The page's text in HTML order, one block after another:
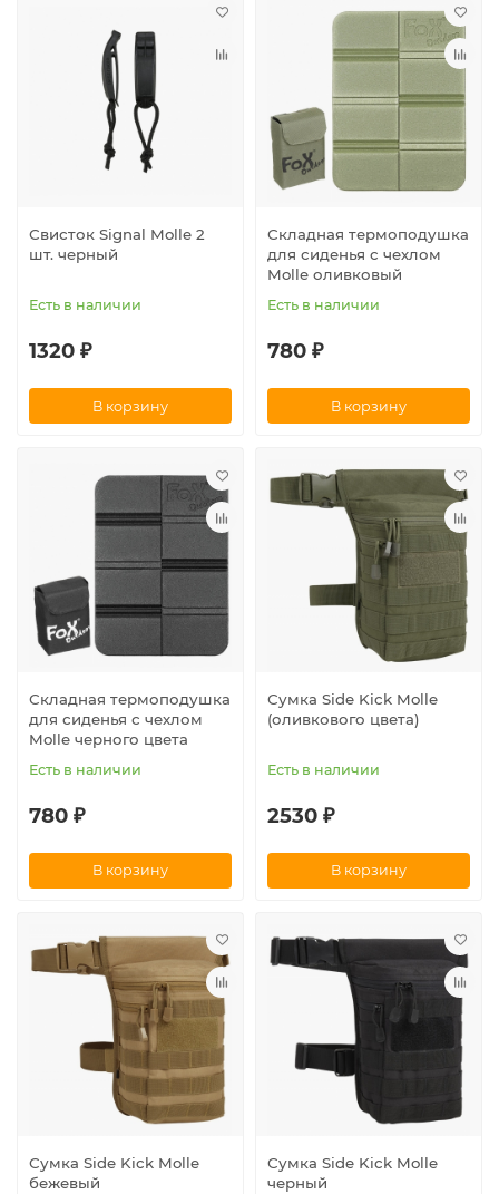
Свисток Signal Molle 2
шт. черный
Есть в наличии
1320 ₽
В корзину
Складная термоподушка
для сиденья с чехлом
Molle оливковый
Есть в наличии
780 ₽
В корзину
Складная термоподушка
для сиденья с чехлом
Molle черного цвета
Есть в наличии
780 ₽
В корзину
Сумка Side Kick Molle
(оливкового цвета)
Есть в наличии
2530 ₽
В корзину
Сумка Side Kick Molle
бежевый
Сумка Side Kick Molle
черный